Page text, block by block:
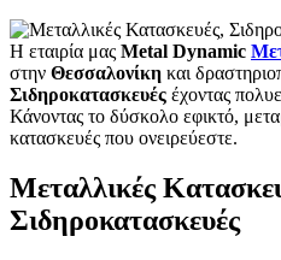
Η εταιρία μας Metal Dynamic
στην Θεσσαλονίκη και
Σιδηροκατασκευές έχοντας
Κάνοντας το δύσκολο εφικτό,
κατασκευές που ονειρεύεστε.
Μεταλλικές
Σιδηροκατασκευές